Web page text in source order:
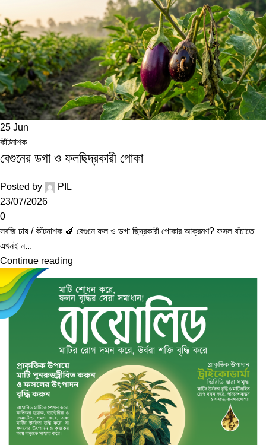
25 Jun
কীটনাশক
বেগুনের ডগা ও ফলছিদ্রকারী পোকা
Posted by
PIL
23/07/2026
0
সবজি চাষ / কীটনাশক 🍆 বেগুনে ফল ও ডগা ছিদ্রকারী পোকার আক্রমণ? ফসল বাঁচাতে
এখনই ন...
Continue reading